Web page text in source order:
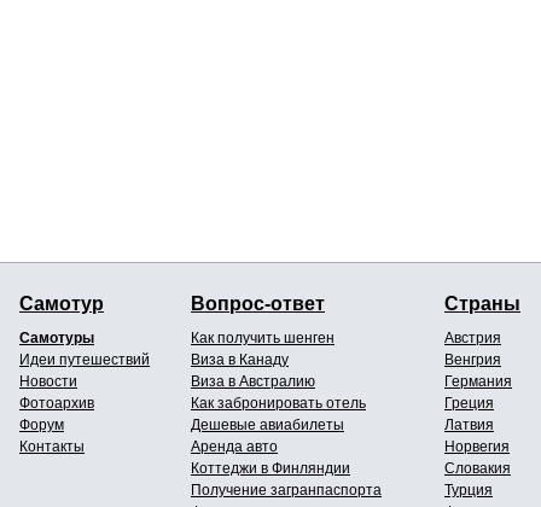
Самотур
Самотуры
Идеи путешествий
Новости
Фотоархив
Форум
Контакты
Вопрос-ответ
Как получить шенген
Виза в Канаду
Виза в Австралию
Как забронировать отель
Дешевые авиабилеты
Аренда авто
Коттеджи в Финляндии
Получение загранпаспорта
Страны
Австрия
Венгрия
Германия
Греция
Латвия
Норвегия
Словакия
Турция